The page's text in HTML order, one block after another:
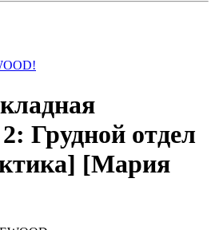
Грудной отдел
[Мария